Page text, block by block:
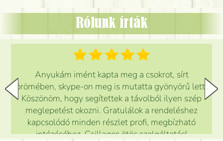
Rólunk írták
Anyukám imént kapta meg a csokrot, sírt
örömében, skype-on meg is mutatta gyönyörű lett.
Köszönöm, hogy segítettek a távolból ilyen szép
meglepetést okozni. Gratulálok a rendeléshez
kapcsolódó minden részlet profi, megbízható
intézéséhez. Csillagos ötös szolgáltatás!